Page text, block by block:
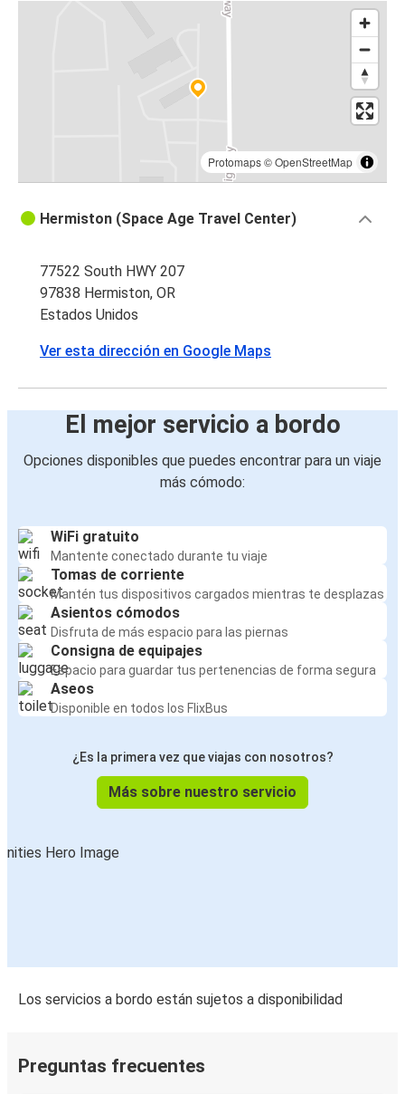
Protomaps©OpenStreetMap
Hermiston (Space Age Travel Center)
77522 South HWY 207
97838 Hermiston, OR
Estados Unidos
Ver esta dirección en Google Maps
El mejor servicio a bordo
Opciones disponibles que puedes encontrar para un viaje
más cómodo:
WiFi gratuito
Mantente conectado durante tu viaje
Tomas de corriente
Mantén tus dispositivos cargados mientras te desplazas
Asientos cómodos
Disfruta de más espacio para las piernas
Consigna de equipajes
Espacio para guardar tus pertenencias de forma segura
Aseos
Disponible en todos los FlixBus
¿Es la primera vez que viajas con nosotros?
Más sobre nuestro servicio
Los servicios a bordo están sujetos a disponibilidad
Preguntas frecuentes